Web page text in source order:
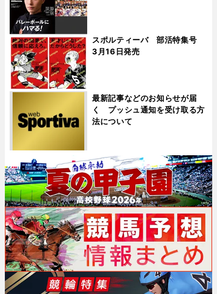
スポルティーバ 部活特集号
3月16日発売
最新記事などのお知らせが届
く プッシュ通知を受け取る方
法について